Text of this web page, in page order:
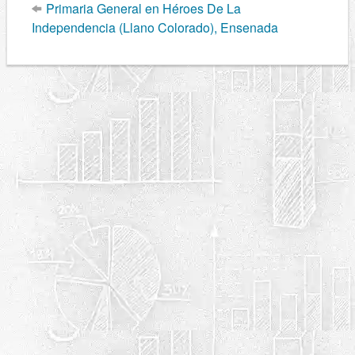
Primaria General en Héroes De La
Independencia (Llano Colorado), Ensenada